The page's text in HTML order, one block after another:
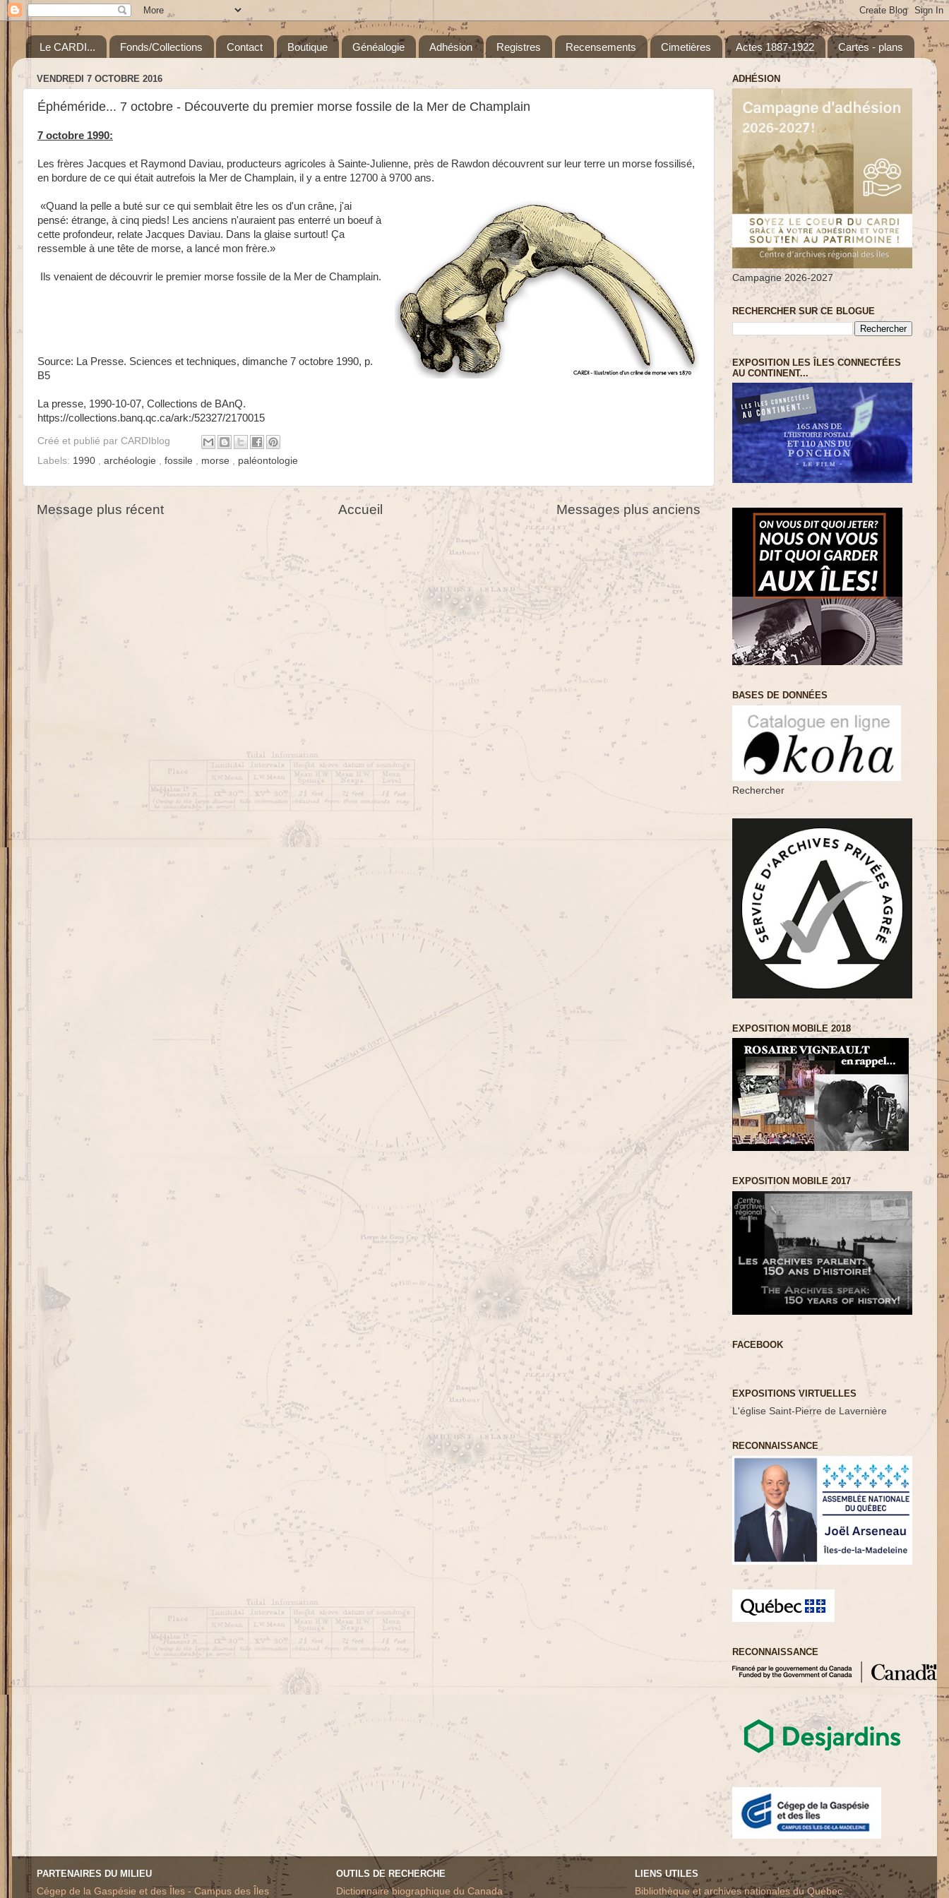
Le CARDI... Fonds/Collections Contact Boutique Généalogie Adhésion Registres Recensements Cimetières Actes 1887-1922 Cartes - plans
VENDREDI 7 OCTOBRE 2016
Éphéméride... 7 octobre - Découverte du premier morse fossile de la Mer de Champlain
7 octobre 1990:
Les frères Jacques et Raymond Daviau, producteurs agricoles à Sainte-Julienne, près de Rawdon découvrent sur leur terre un morse fossilisé,
en bordure de ce qui était autrefois la Mer de Champlain, il y a entre 12700 à 9700 ans.
«Quand la pelle a buté sur ce qui semblait être les os d'un crâne, j'ai
pensé: étrange, à cinq pieds! Les anciens n'auraient pas enterré un boeuf à
cette profondeur, relate Jacques Daviau. Dans la glaise surtout! Ça
ressemble à une tête de morse, a lancé mon frère.»
Ils venaient de découvrir le premier morse fossile de la Mer de Champlain.
Source: La Presse. Sciences et techniques, dimanche 7 octobre 1990, p.
B5
La presse, 1990-10-07, Collections de BAnQ.
https://collections.banq.qc.ca/ark:/52327/2170015
Créé et publié par CARDIblog
Labels: 1990 archéologie fossile morse paléontologie
Message plus récent Messages plus anciens
Accueil
ADHÉSION
Campagne 2026-2027
RECHERCHER SUR CE BLOGUE
EXPOSITION LES ÎLES CONNECTÉES
AU CONTINENT...
BASES DE DONNÉES
Rechercher
EXPOSITION MOBILE 2018
EXPOSITION MOBILE 2017
FACEBOOK
EXPOSITIONS VIRTUELLES
L'église Saint-Pierre de Lavernière
RECONNAISSANCE
RECONNAISSANCE
PARTENAIRES DU MILIEU
Cégep de la Gaspésie et des Îles - Campus des Îles
OUTILS DE RECHERCHE
Dictionnaire biographique du Canada
LIENS UTILES
Bibliothèque et archives nationales du Québec